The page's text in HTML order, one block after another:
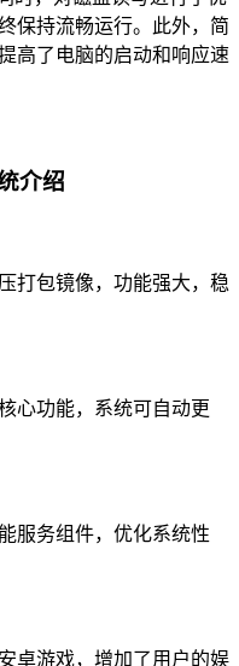
保持流畅运行。此外，简
高了电脑的启动和响应速
介绍
打包镜像，功能强大，稳
心功能，系统可自动更
服务组件，优化系统性
卓游戏，增加了用户的娱